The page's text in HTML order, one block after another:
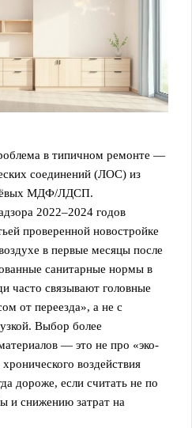
в типичном ремонте —
соединений (ЛОС) из
МДФ/ЛДСП.
2022–2024 годов
проверенной новостройке
в первые месяцы после
санитарные нормы в
часто связывают головные
от переезда», а не с
Выбор более
— это не про «эко-
воздействия
дороже, если считать не по
и снижению затрат на